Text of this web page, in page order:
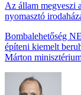
Az állam megveszi
nyomasztó
Bombalehetőség
építeni kiemelt
Márton